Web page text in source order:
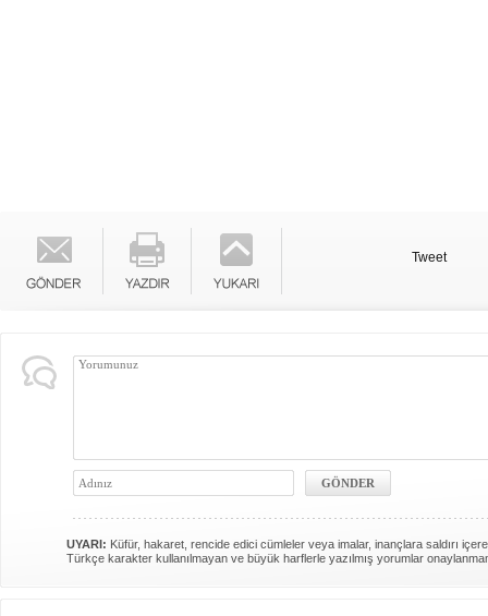
Tweet
UYARI: Küfür, hakaret, rencide edici cümleler veya imalar, inançlara saldırı
Türkçe karakter kullanılmayan ve büyük harflerle yazılmış yorumlar